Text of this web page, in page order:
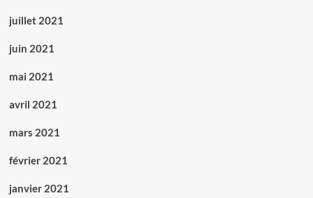
juillet 2021
juin 2021
mai 2021
avril 2021
mars 2021
février 2021
janvier 2021